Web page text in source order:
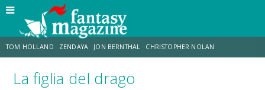
TOM HOLLAND ZENDAYA JON BERNTHAL CHRISTOPHER NOLAN
STRANIMONDI LUCCA COMICS & GAMES
La figlia del drago